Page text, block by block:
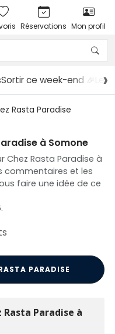
Réservations Mon profil
Sortirce week-end 🎉
Rasta Paradise
à Somone
Chez Rasta Paradise à
commentaires et les
faire une idée de ce
PARADISE
Paradise à